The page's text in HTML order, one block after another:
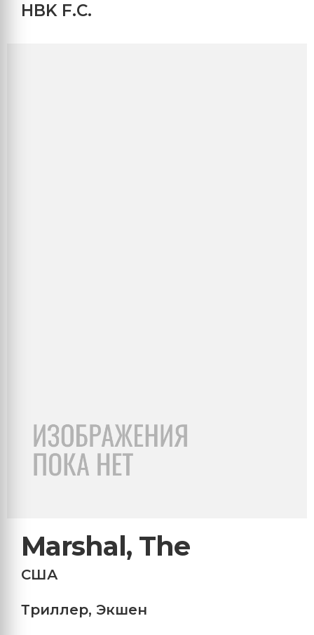
HBK F.C.
Marshal, The
США
Триллер, Экшен